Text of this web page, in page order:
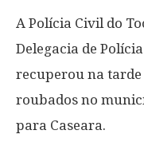
A Polícia Civil do
Delegacia de
recuperou na tarde
roubados no
para Caseara.